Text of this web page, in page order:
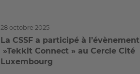
28 octobre 2025
La CSSF a participé à l’évènement ​​​
»Tekkit Connect » au Cercle Cité
Luxembourg